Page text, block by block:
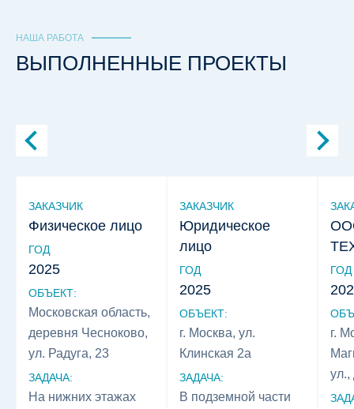
НАША РАБОТА
ВЫПОЛНЕННЫЕ ПРОЕКТЫ
ЗАКАЗЧИК
Физическое лицо
ГОД
2025
ОБЪЕКТ:
Московская область,
деревня Чесноково,
ул. Радуга, 23
ЗАДАЧА:
На нижних этажах
ЗАКАЗЧИК
Юридическое
лицо
ГОД
2025
ОБЪЕКТ:
г. Москва, ул.
Клинская 2а
ЗАДАЧА:
В подземной части
ГОД
г.
ул.,